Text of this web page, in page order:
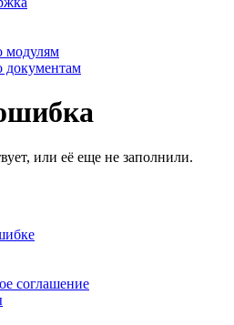
модулям
документам
или её еще не заполнили.
соглашение